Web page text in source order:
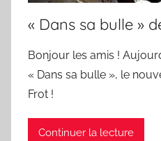
« Dans sa bulle »
Bonjour les amis !
« Dans sa bulle », le
Frot !
Continuer la lecture